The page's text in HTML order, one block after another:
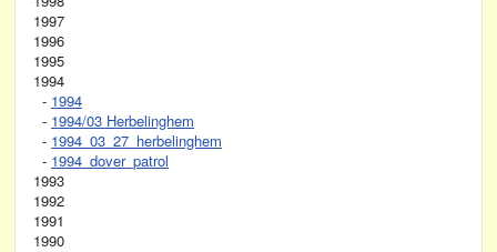
1997
1996
1995
1994
- 1994
- 1994/03 Herbelinghem
- 1994_03_27_herbelinghem
- 1994_dover_patrol
1993
1992
1991
1990